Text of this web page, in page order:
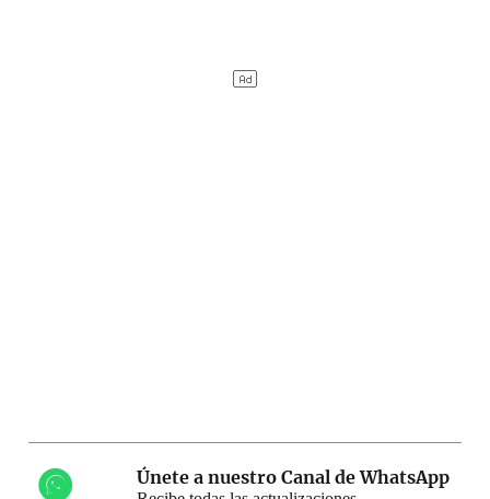
Únete a nuestro Canal de WhatsApp